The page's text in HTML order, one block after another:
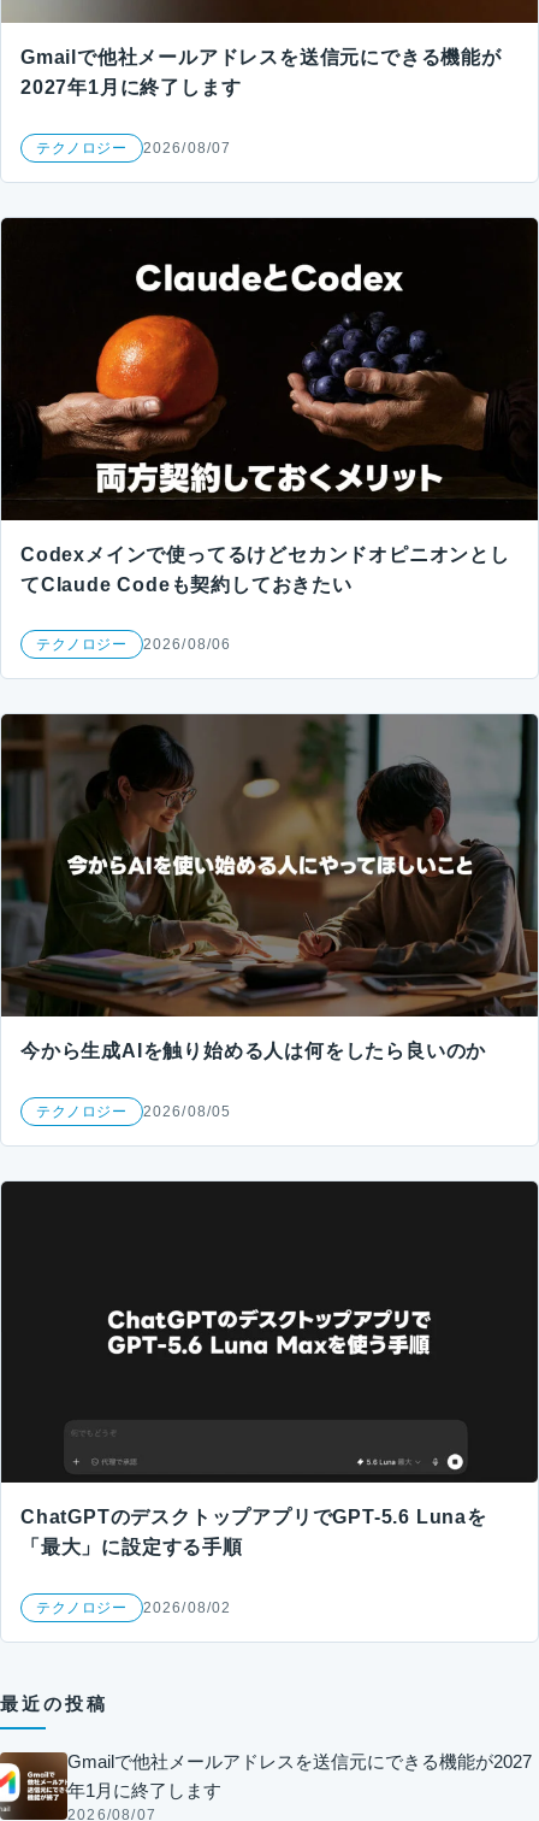
Gmailで他社メールアドレスを送信元にできる機能が
2027年1月に終了します
テクノロジー 2026/08/07
Codexメインで使ってるけどセカンドオピニオンとし
てClaude Codeも契約しておきたい
テクノロジー 2026/08/06
今から生成AIを触り始める人は何をしたら良いのか
テクノロジー 2026/08/05
ChatGPTのデスクトップアプリでGPT-5.6 Lunaを
「最大」に設定する手順
テクノロジー 2026/08/02
最近の投稿
Gmailで他社メールアドレスを送信元にできる機能が2027
年1月に終了します
2026/08/07